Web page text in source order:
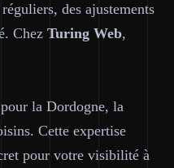
des ajustements
Chez Turing Web,
pour la Dordogne, la
Cette expertise
pour votre visibilité à